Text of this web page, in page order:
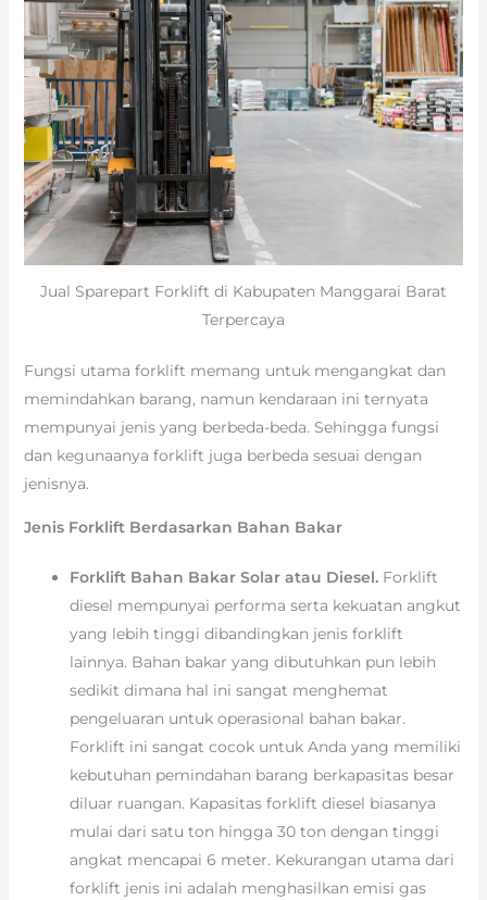
Jual Sparepart Forklift di Kabupaten Manggarai Barat
Terpercaya
Fungsi utama forklift memang untuk mengangkat dan
memindahkan barang, namun kendaraan ini ternyata
mempunyai jenis yang berbeda-beda. Sehingga fungsi
dan kegunaanya forklift juga berbeda sesuai dengan
jenisnya.
Jenis Forklift Berdasarkan Bahan Bakar
Forklift Bahan Bakar Solar atau Diesel. Forklift
diesel mempunyai performa serta kekuatan angkut
yang lebih tinggi dibandingkan jenis forklift
lainnya. Bahan bakar yang dibutuhkan pun lebih
sedikit dimana hal ini sangat menghemat
pengeluaran untuk operasional bahan bakar.
Forklift ini sangat cocok untuk Anda yang memiliki
kebutuhan pemindahan barang berkapasitas besar
diluar ruangan. Kapasitas forklift diesel biasanya
mulai dari satu ton hingga 30 ton dengan tinggi
angkat mencapai 6 meter. Kekurangan utama dari
forklift jenis ini adalah menghasilkan emisi gas